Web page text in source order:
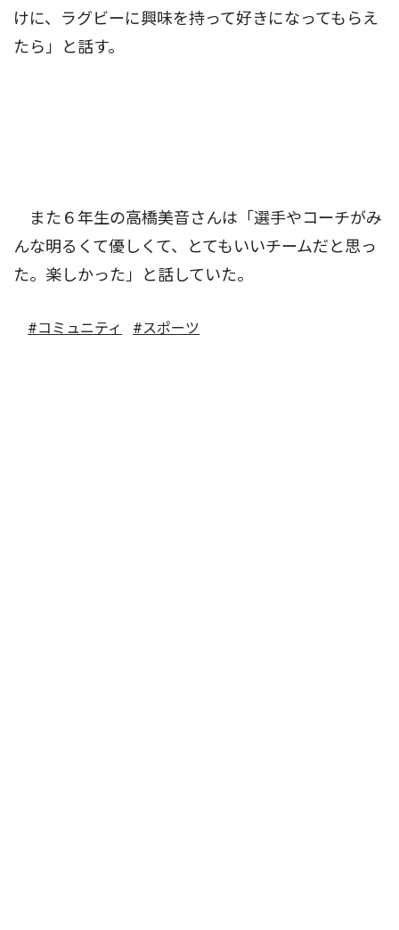
けに、ラグビーに興味を持って好きになってもらえ
たら」と話す。
また６年生の高橋美音さんは「選手やコーチがみ
んな明るくて優しくて、とてもいいチームだと思っ
た。楽しかった」と話していた。
#コミュニティ #スポーツ